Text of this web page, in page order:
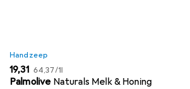
Handzeep
EUR
19,31 EUR
64,37/1l
Palmolive Naturals Melk & Honing